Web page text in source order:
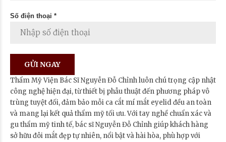
Số điện thoại *
Thẩm Mỹ Viện Bác Sĩ Nguyễn Đỗ Chỉnh luôn chú trọng cập nhật
công nghệ hiện đại, từ thiết bị phẫu thuật đến phương pháp vô
trùng tuyệt đối, đảm bảo mỗi ca cắt mí mắt eyelid đều an toàn
và mang lại kết quả thẩm mỹ tối ưu. Với tay nghề chuẩn xác và
gu thẩm mỹ tinh tế, bác sĩ Nguyễn Đỗ Chỉnh giúp khách hàng
sở hữu đôi mắt đẹp tự nhiên, nổi bật và hài hòa, phù hợp với